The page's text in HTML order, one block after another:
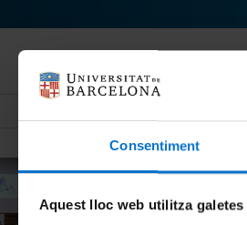
Consentiment
Aquest lloc web utilitza galetes